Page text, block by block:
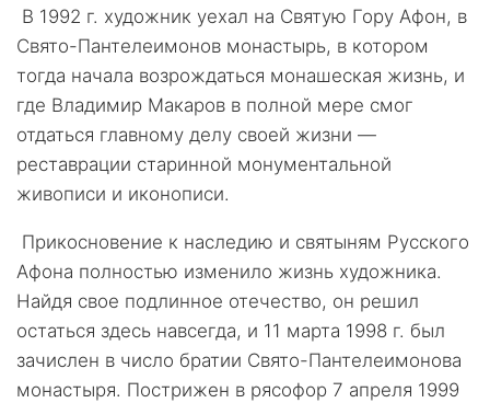
В 1992 г. художник уехал на Святую Гору Афон, в
Свято-Пантелеимонов монастырь, в котором
тогда начала возрождаться монашеская жизнь, и
где Владимир Макаров в полной мере смог
отдаться главному делу своей жизни —
реставрации старинной монументальной
живописи и иконописи.
Прикосновение к наследию и святыням Русского
Афона полностью изменило жизнь художника.
Найдя свое подлинное отечество, он решил
остаться здесь навсегда, и 11 марта 1998 г. был
зачислен в число братии Свято-Пантелеимонова
монастыря. Пострижен в рясофор 7 апреля 1999